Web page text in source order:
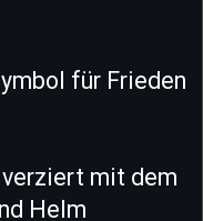
für Frieden
mit dem
Helm